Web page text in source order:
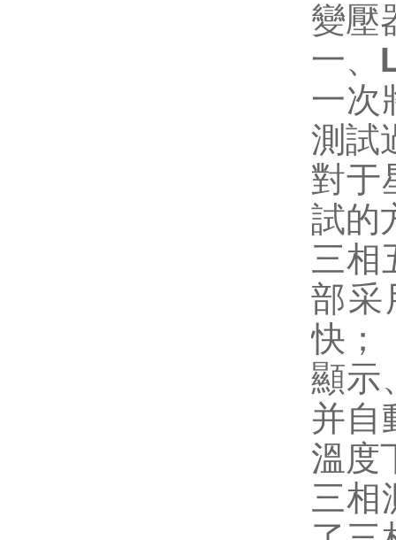
變壓
一、
一次
測試
對于
試的
三相
部采
快；
顯示
并自
溫度
三相